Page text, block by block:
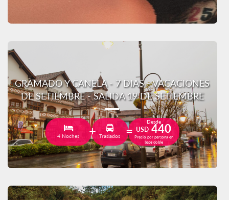
GRAMADO Y CANELA - 7 DIAS - VACACIONES
DE SETIEMBRE - SALIDA 19 DE SETIEMBRE
4 Noches Traslados
Desde
USD 440
Precio por persona en
base doble